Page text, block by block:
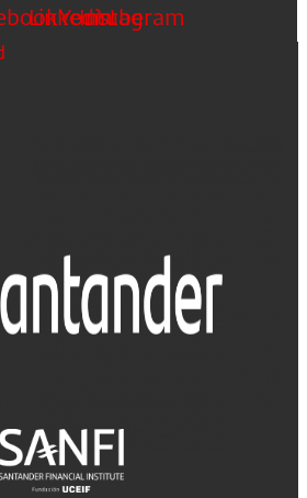
Linkedin
Youtube
Instagram